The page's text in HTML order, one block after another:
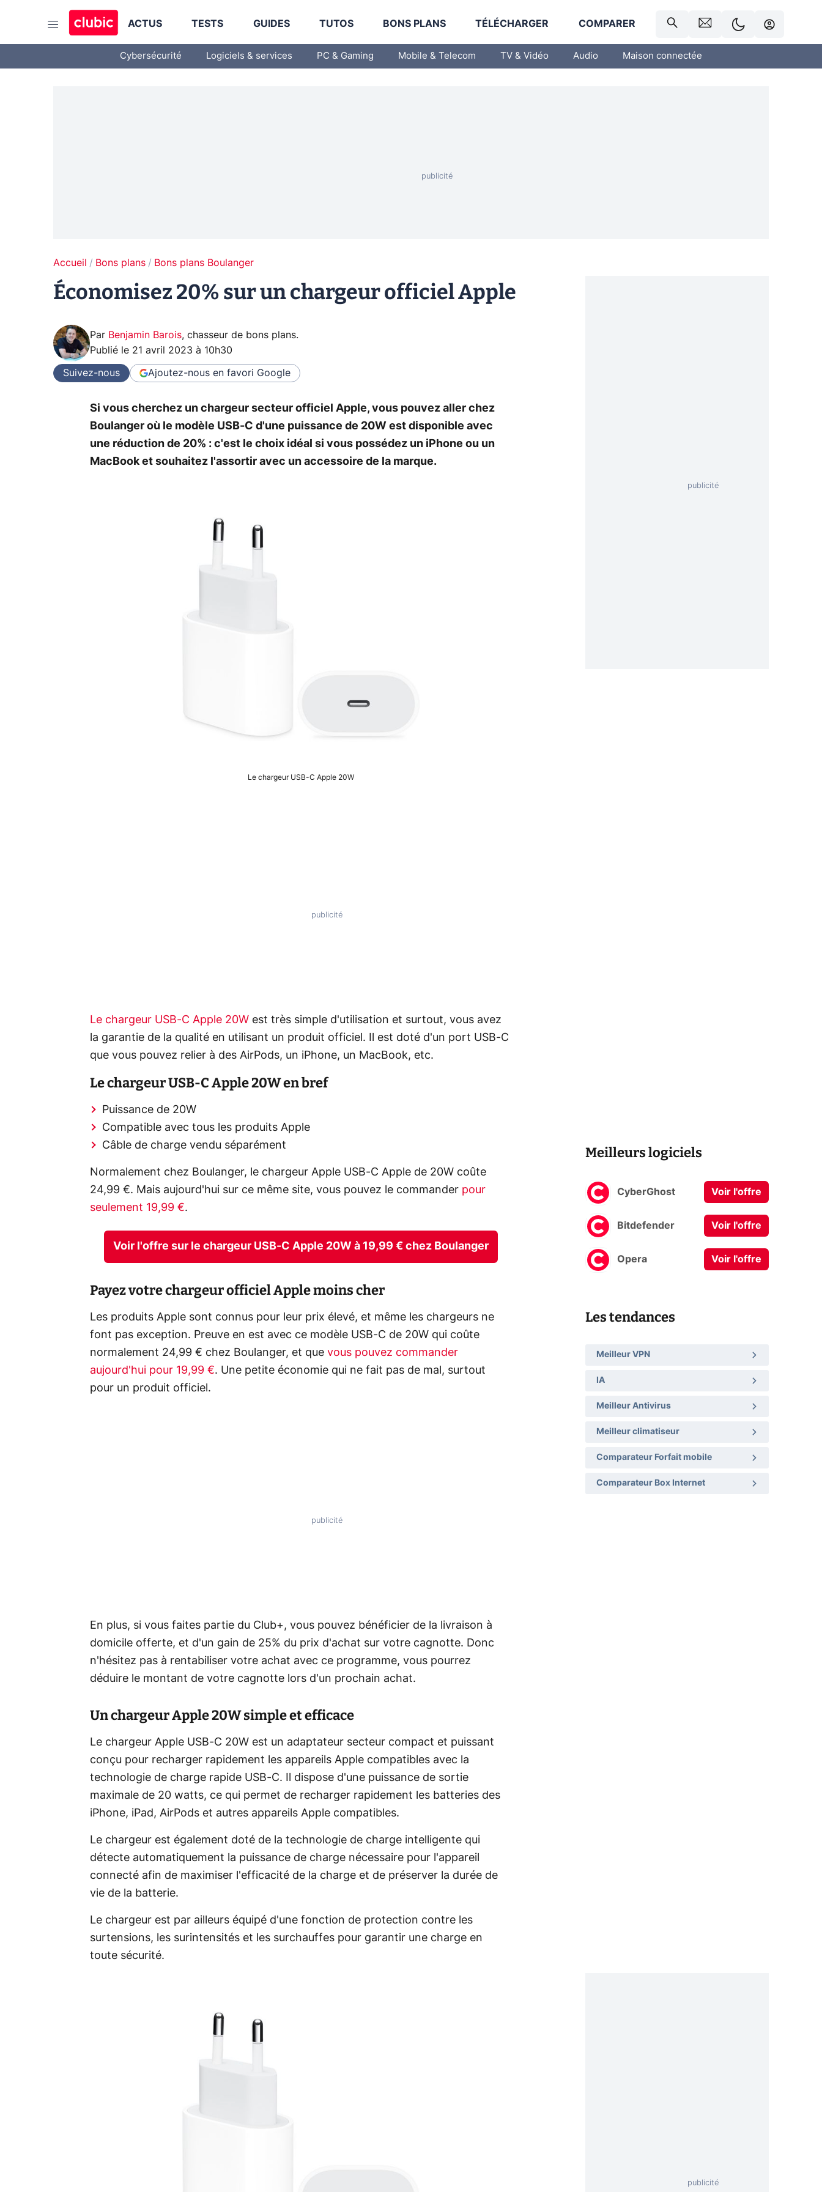
ACTUS TESTS GUIDES TUTOS BONS PLANS TÉLÉCHARGER COMPARER
Cybersécurité Logiciels & services PC & Gaming Mobile & Telecom TV & Vidéo Audio Maison connectée
Accueil Bons plans Bons plans Boulanger
Économisez 20% sur un chargeur officiel Apple
Par Benjamin Barois, chasseur de bons plans.
Publié le 21 avril 2023 à 10h30
Suivez-nous Ajoutez-nous en favori Google
Si vous cherchez un chargeur secteur officiel Apple, vous pouvez aller chez
Boulanger où le modèle USB-C d'une puissance de 20W est disponible avec
une réduction de 20% : c'est le choix idéal si vous possédez un iPhone ou un
MacBook et souhaitez l'assortir avec un accessoire de la marque.
Le chargeur USB-C Apple 20W
Le chargeur USB-C Apple 20W est très simple d'utilisation et surtout, vous avez
la garantie de la qualité en utilisant un produit officiel. Il est doté d'un port USB-C
que vous pouvez relier à des AirPods, un iPhone, un MacBook, etc.
Le chargeur USB-C Apple 20W en bref
Puissance de 20W
Compatible avec tous les produits Apple
Câble de charge vendu séparément
Normalement chez Boulanger, le chargeur Apple USB-C Apple de 20W coûte
24,99 €. Mais aujourd'hui sur ce même site, vous pouvez le commander pour
seulement 19,99 €.
Voir l'offre sur le chargeur USB-C Apple 20W à 19,99 € chez Boulanger
Payez votre chargeur officiel Apple moins cher
Les produits Apple sont connus pour leur prix élevé, et même les chargeurs ne
font pas exception. Preuve en est avec ce modèle USB-C de 20W qui coûte
normalement 24,99 € chez Boulanger, et que vous pouvez commander
aujourd'hui pour 19,99 €. Une petite économie qui ne fait pas de mal, surtout
pour un produit officiel.
En plus, si vous faites partie du Club+, vous pouvez bénéficier de la livraison à
domicile offerte, et d'un gain de 25% du prix d'achat sur votre cagnotte. Donc
n'hésitez pas à rentabiliser votre achat avec ce programme, vous pourrez
déduire le montant de votre cagnotte lors d'un prochain achat.
Un chargeur Apple 20W simple et efficace
Le chargeur Apple USB-C 20W est un adaptateur secteur compact et puissant
conçu pour recharger rapidement les appareils Apple compatibles avec la
technologie de charge rapide USB-C. Il dispose d'une puissance de sortie
maximale de 20 watts, ce qui permet de recharger rapidement les batteries des
iPhone, iPad, AirPods et autres appareils Apple compatibles.
Le chargeur est également doté de la technologie de charge intelligente qui
détecte automatiquement la puissance de charge nécessaire pour l'appareil
connecté afin de maximiser l'efficacité de la charge et de préserver la durée de
vie de la batterie.
Le chargeur est par ailleurs équipé d'une fonction de protection contre les
surtensions, les surintensités et les surchauffes pour garantir une charge en
toute sécurité.
Meilleurs logiciels
CyberGhost Voir l'offre
Bitdefender Voir l'offre
Opera Voir l'offre
Les tendances
Meilleur VPN
IA
Meilleur Antivirus
Meilleur climatiseur
Comparateur Forfait mobile
Comparateur Box Internet